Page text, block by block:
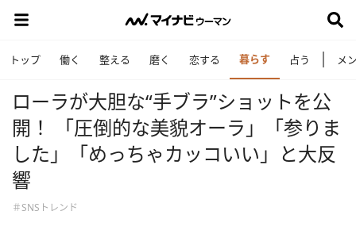
トップ 働く 整える 磨く 恋する 暮らす 占う メ
ローラが大胆な“手ブラ”ショットを公
開！ 「圧倒的な美貌オーラ」「参りま
した」「めっちゃカッコいい」と大反
響
＃SNSトレンド